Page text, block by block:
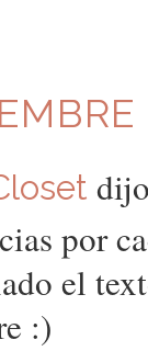
por
el
:)